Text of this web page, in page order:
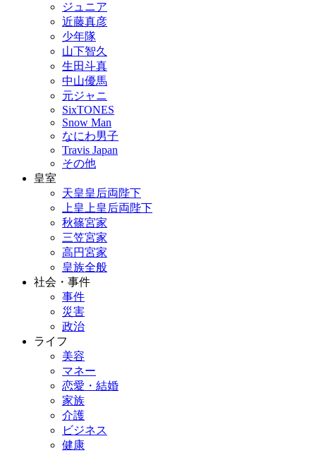
ジュニア
近藤真彦
少年隊
山下智久
生田斗真
中山優馬
元ジャニ
SixTONES
Snow Man
なにわ男子
Travis Japan
その他
皇室
天皇皇后両陛下
上皇上皇后両陛下
秋篠宮家
三笠宮家
高円宮家
皇族全般
社会・事件
事件
災害
政治
ライフ
美容
マネー
恋愛・結婚
家族
介護
ビジネス
健康